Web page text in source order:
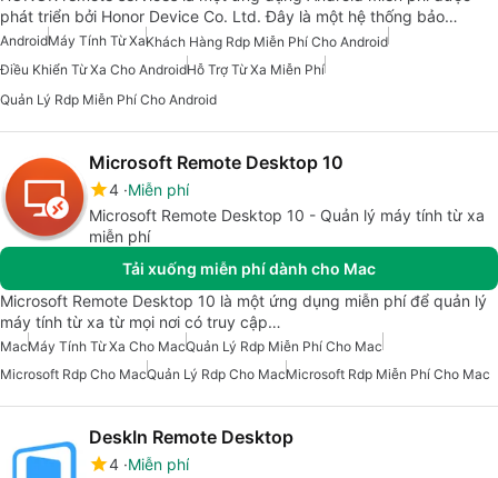
phát triển bởi Honor Device Co. Ltd. Đây là một hệ thống bảo…
AndroidMáy Tính Từ XaKhách Hàng Rdp Miễn Phí Cho Android
Điều Khiển Từ Xa Cho AndroidHỗ Trợ Từ Xa Miễn Phí
Quản Lý Rdp Miễn Phí Cho Android
Microsoft Remote Desktop 10
4 Miễn phí
Microsoft Remote Desktop 10 - Quản lý máy tính từ xa
miễn phí
Tải xuống miễn phí dành cho Mac
Microsoft Remote Desktop 10 là một ứng dụng miễn phí để quản lý
máy tính từ xa từ mọi nơi có truy cập…
MacMáy Tính Từ Xa Cho MacQuản Lý Rdp Miễn Phí Cho Mac
Microsoft Rdp Cho MacQuản Lý Rdp Cho MacMicrosoft Rdp Miễn Phí Cho Mac
DeskIn Remote Desktop
4 Miễn phí